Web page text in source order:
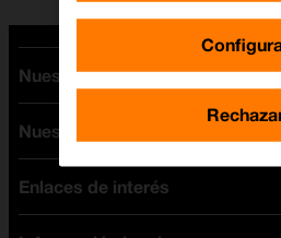
Nuestras tarifas
Tarifas Orange
Tarifas fibra y móvil
Tarifas móviles
Tarifas internet y fibra
Nuestros dispositivos
Ofertas en móviles
iPhone
Enlaces de interés